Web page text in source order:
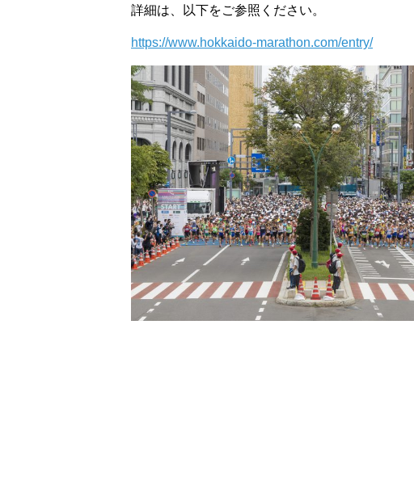
詳細は、以下をご参照ください。
https://www.hokkaido-marathon.com/entry/